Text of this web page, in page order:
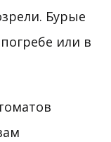
Бурые
или в